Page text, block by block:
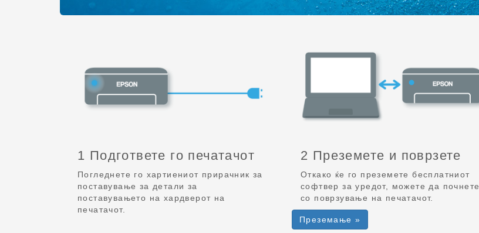
1 Подгответе го печатачот
Погледнете го хартиениот прирачник за
поставување за детали за
поставувањето на хардверот на
печатачот.
2 Преземете и поврзете
Откако ќе го преземете бесплатниот
софтвер за уредот, можете да почнете
со поврзување на печатачот.
Преземање »